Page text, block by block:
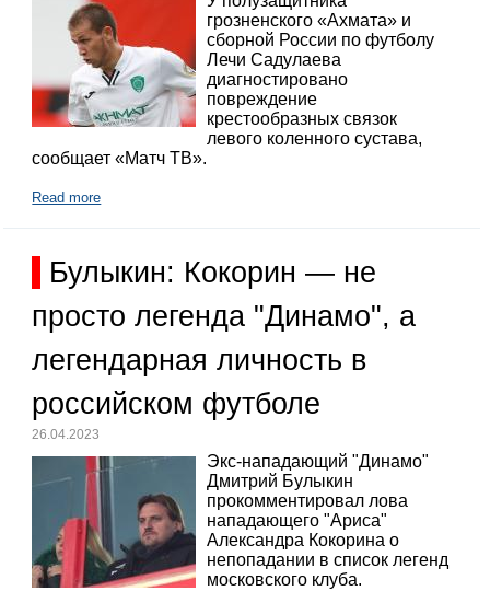
грозненского «Ахмата» и
сборной России по футболу
Лечи Садулаева
диагностировано
повреждение
крестообразных связок
левого коленного сустава,
сообщает «Матч ТВ».
Read more
Булыкин: Кокорин — не
просто легенда "Динамо", а
легендарная личность в
российском футболе
26.04.2023
Экс-нападающий "Динамо"
Дмитрий Булыкин
прокомментировал лова
нападающего "Ариса"
Александра Кокорина о
непопадании в список легенд
московского клуба.